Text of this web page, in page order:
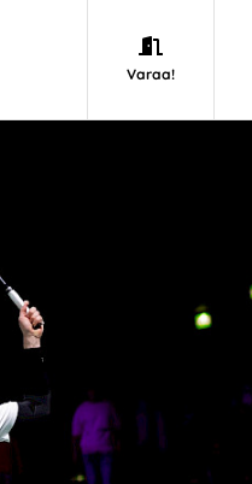
Varaa!